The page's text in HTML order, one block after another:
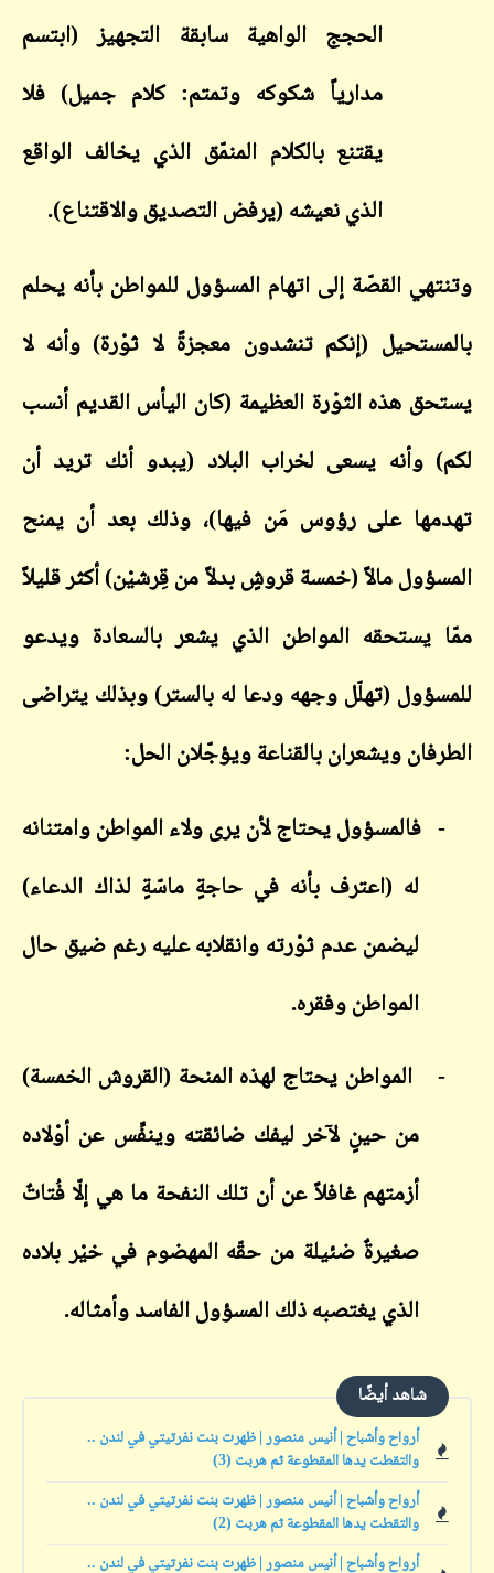
الحجج الواهية سابقة التجهيز (ابتسم
مدارياً شكوكه وتمتم: كلام جميل) فلا
يقتنع بالكلام المنمّق الذي يخالف الواقع
الذي نعيشه (يرفض التصديق والاقتناع).
وتنتهي القصّة إلى اتهام المسؤول للمواطن بأنه يحلم
بالمستحيل (إنكم تنشدون معجزةً لا ثوْرة) وأنه لا
يستحق هذه الثوْرة العظيمة (كان اليأس القديم أنسب
لكم) وأنه يسعى لخراب البلاد (يبدو أنك تريد أن
تهدمها على رؤوس مَن فيها)، وذلك بعد أن يمنح
المسؤول مالاً (خمسة قروشٍ بدلاً من قِرشيْن) أكثر قليلاً
ممّا يستحقه المواطن الذي يشعر بالسعادة ويدعو
للمسؤول (تهلّل وجهه ودعا له بالستر) وبذلك يتراضى
الطرفان ويشعران بالقناعة ويؤجّلان الحل:
- فالمسؤول يحتاج لأن يرى ولاء المواطن وامتنانه
له (اعترف بأنه في حاجةٍ ماسّةٍ لذاك الدعاء)
ليضمن عدم ثوْرته وانقلابه عليه رغم ضيق حال
المواطن وفقره.
-
المواطن يحتاج لهذه المنحة (القروش الخمسة)
من حينٍ لآخر ليفك ضائقته وينفِّس عن أوْلاده
أزمتهم غافلاً عن أن تلك النفحة ما هي إلّا فُتاتٌ
صغيرةٌ ضئيلة من حقّه المهضوم في خيْر بلاده
الذي يغتصبه ذلك المسؤول الفاسد وأمثاله.
شاهد أيضًا
أرواح وأشباح | أنيس منصور | ظهرت بنت نفرتيتي في لندن ..
والتقطت يدها المقطوعة ثم هربت (3)
أرواح وأشباح | أنيس منصور | ظهرت بنت نفرتيتي في لندن ..
والتقطت يدها المقطوعة ثم هربت (2)
أرواح وأشباح | أنيس منصور | ظهرت بنت نفرتيتي في لندن ..